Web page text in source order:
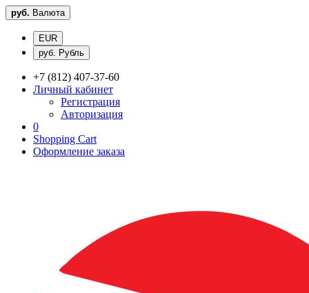
руб. Валюта
EUR
руб. Рубль
+7 (812) 407-37-60
Личный кабинет
Регистрация
Авторизация
0
Shopping Cart
Оформление заказа